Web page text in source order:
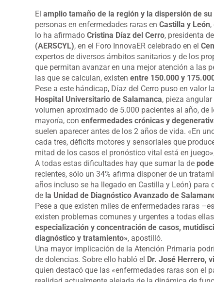
El amplio tamaño de la región y la dispersión de su
personas en enfermedades raras en Castilla y León
lo ha afirmado Cristina Díaz del Cerro, presidenta
(AERSCYL), en el Foro InnovaER celebrado en el
expertos de diversos ámbitos sanitarios y de los
que permitan avanzar en una mejor atención a las
las que se calculan, existen entre 150.000 y
Pese a este hándicap, Díaz del Cerro puso en valor
Hospital Universitario de Salamanca, pieza angular
volumen aproximado de 5.000 pacientes al año, de
mayoría, con enfermedades crónicas y
suelen aparecer antes de los 2 años de vida. «En
cada tres, déficits motores y sensoriales que
mitad de los casos el pronóstico vital está en
A todas estas dificultades hay que sumar la de
recientes, sólo un 34% afirma disponer de un
años incluso se ha llegado en Castilla y León)
de la Unidad de Diagnóstico Avanzado de
Pese a que existen miles de enfermedades raras
existen problemas comunes y urgentes a todas
especialización y concentración de casos,
diagnóstico y tratamiento», apostilló.
Una mayor implicación de la Atención Primaria
de dolencias. Sobre ello habló el Dr. José Herrero,
quien destacó que las «enfermedades raras son el